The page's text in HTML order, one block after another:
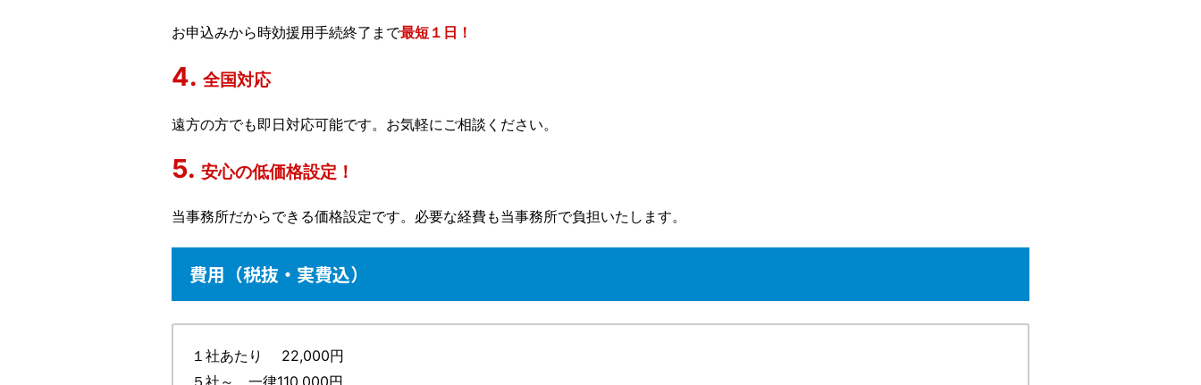
お申込みから時効援用手続終了まで最短１日！
全国対応
遠方の方でも即日対応可能です。お気軽にご相談ください。
安心の低価格設定！
当事務所だからできる価格設定です。必要な経費も当事務所で負担いたします。
費用（税抜・実費込）
１社あたり 22,000円